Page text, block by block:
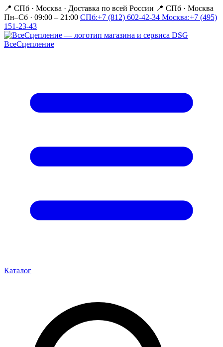
📍 СПб · Москва · Доставка по всей России 📍 СПб · Москва
Пн–Сб · 09:00 – 21:00 СПб:+7 (812) 602-42-34 Москва:+7 (495)
151-23-43
ВсеСцепление
Каталог